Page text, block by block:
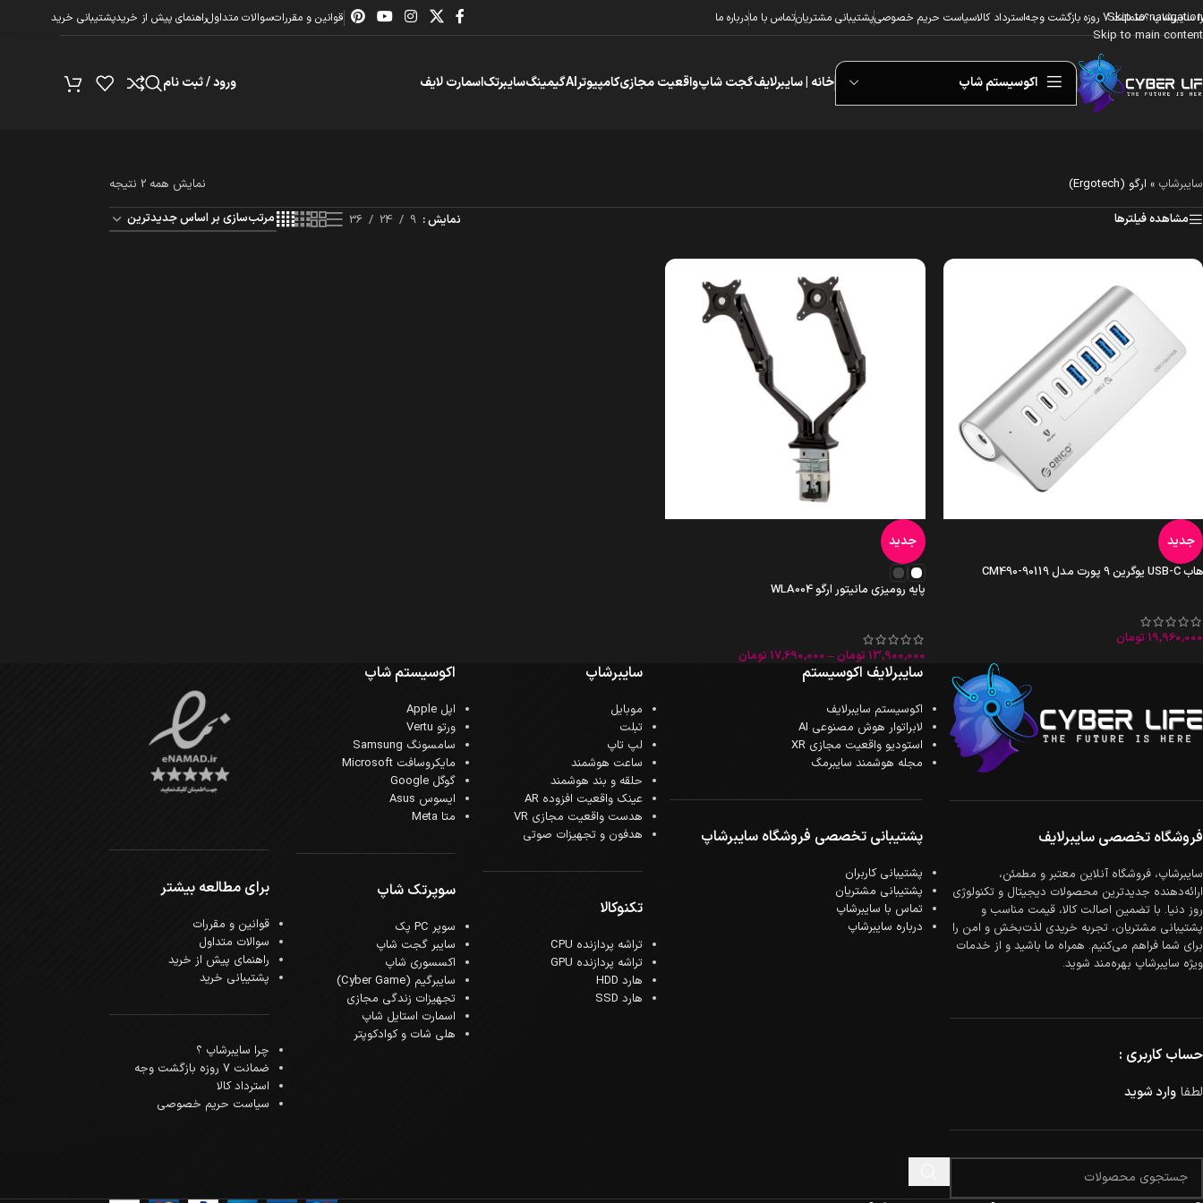
Skip to navigation
Skip to main content
سایبرشاپ ؟ضمانت 7 روزه بازگشت وجه استرداد کالاسیاست حریم خصوصیپشتیبانی مشتریانتماس با مادرباره ما قوانین و مقرراتسوالات متداولراهنمای پیش از خریدپشتیبانی خرید
اکوسیستم شاپ خانه | سایبرلایفگجت شاپواقعیت مجازیکامپیوترAIگیمینگسایبرتکاسمارت لایف ورود / ثبت نام
سایبرشاپ » ارگو (Ergotech)
نمایش همه 2 نتیجه
مشاهده فیلترها
نمایش 9
24
36
جدید
هاب USB-C یوگرین 9 پورت مدل CM490-90119
19,960,000 تومان
جدید
پایه رومیزی مانیتور ارگو WLA004
13,900,000 تومان–
17,690,000 تومان
فروشگاه تخصصی سایبرلایف
سایبرشاپ، فروشگاه آنلاین معتبر و مطمئن،
ارائه‌دهنده جدیدترین محصولات دیجیتال و تکنولوژی
روز دنیا. با تضمین اصالت کالا، قیمت مناسب و
پشتیبانی مشتریان، تجربه خریدی لذت‌بخش و امن را
برای شما فراهم می‌کنیم. همراه ما باشید و از خدمات
ویژه سایبرشاپ بهره‌مند شوید.
حساب کاربری :
لطفا وارد شوید
سایبرلایف اکوسیستم
اکوسیستم سایبرلایف
لابراتوار هوش مصنوعی AI
استودیو واقعیت مجازی XR
مجله هوشمند سایبرمگ
پشتیبانی تخصصی فروشگاه سایبرشاپ
پشتیبانی کاربران
پشتیبانی مشتریان
تماس با سایبرشاپ
درباره سایبرشاپ
سایبرشاپ
موبایل
تبلت
لپ تاپ
ساعت هوشمند
حلقه و بند هوشمند
عینک واقعیت افزوده AR
هدست واقعیت مجازی VR
هدفون و تجهیزات صوتی
تکنوکالا
تراشه پردازنده CPU
تراشه پردازنده GPU
هارد HDD
هارد SSD
اکوسیستم شاپ
اپل Apple
ورتو Vertu
سامسونگ Samsung
مایکروسافت Microsoft
گوگل Google
ایسوس Asus
متا Meta
سوپرتک شاپ
سوپر PC پک
سایبر گجت شاپ
اکسسوری شاپ
سایبرگیم (Cyber Game)
تجهیزات زندگی مجازی
اسمارت استایل شاپ
هلی شات و کوادکوپتر
برای مطالعه بیشتر
قوانین و مقررات
سوالات متداول
راهنمای پیش از خرید
پشتیبانی خرید
چرا سایبرشاپ ؟
ضمانت 7 روزه بازگشت وجه
استرداد کالا
سیاست حریم خصوصی